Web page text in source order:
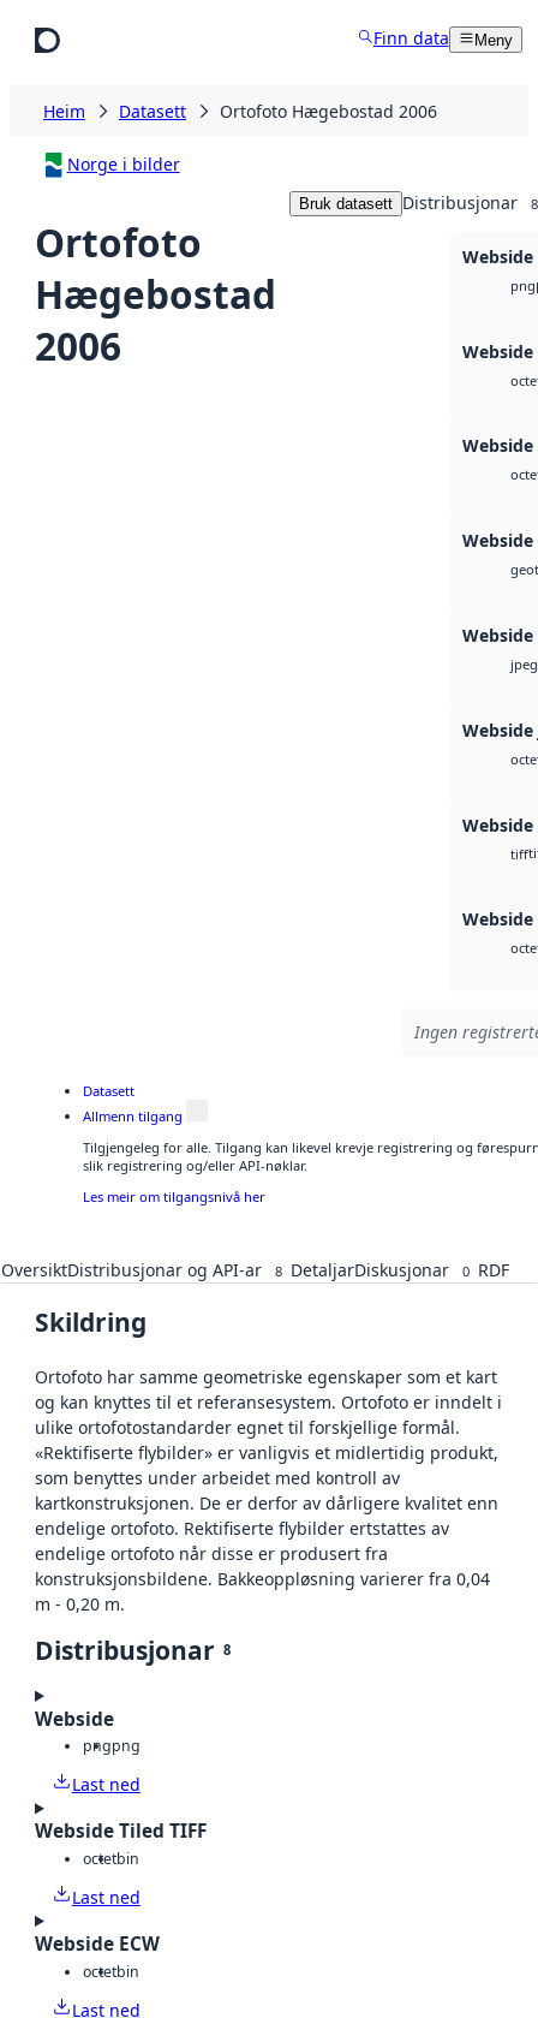
Finn data Meny
Heim Datasett Ortofoto Hægebostad 2006
Norge i bilder
Ortofoto
Hægebostad
2006
Bruk datasett Distribusjonar 8
Webside
png
Webside
Webside
Webside
Webside
jpeg
Webside
Webside
tiff
Webside
Ingen
Datasett
Allmenn tilgang
Tilgjengeleg for alle. Tilgang kan likevel krevje registrering og
slik registrering og/eller API-nøklar.
Les meir om tilgangsnivå her
OversiktDistribusjonar og API-ar 8 DetaljarDiskusjonar 0 RDF
Skildring
Ortofoto har samme geometriske egenskaper som et kart
og kan knyttes til et referansesystem. Ortofoto er inndelt i
ulike ortofotostandarder egnet til forskjellige formål.
«Rektifiserte flybilder» er vanligvis et midlertidig produkt,
som benyttes under arbeidet med kontroll av
kartkonstruksjonen. De er derfor av dårligere kvalitet enn
endelige ortofoto. Rektifiserte flybilder ertstattes av
endelige ortofoto når disse er produsert fra
konstruksjonsbildene. Bakkeoppløsning varierer fra 0,04
m - 0,20 m.
Distribusjonar 8
Webside
pngpng
Last ned
Webside Tiled TIFF
octetbin
Last ned
Webside ECW
octetbin
Last ned